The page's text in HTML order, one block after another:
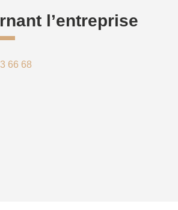
l’entreprise
66 68